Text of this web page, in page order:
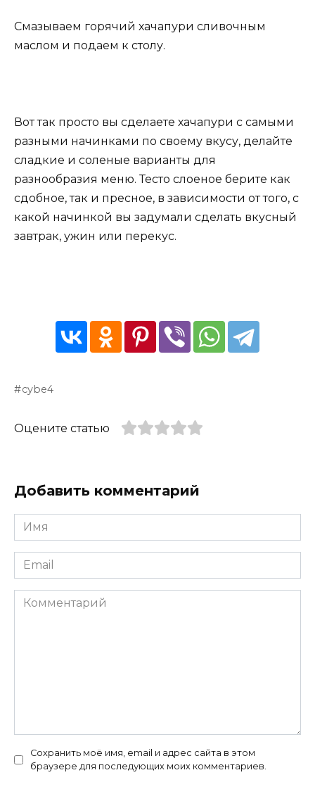
Смазываем горячий хачапури сливочным
маслом и подаем к столу.
Вот так просто вы сделаете хачапури с самыми
разными начинками по своему вкусу, делайте
сладкие и соленые варианты для
разнообразия меню. Тесто слоеное берите как
сдобное, так и пресное, в зависимости от того, с
какой начинкой вы задумали сделать вкусный
завтрак, ужин или перекус.
cybe4
Оцените статью
Добавить комментарий
Имя
*
Email
*
Комментарий
Сохранить моё имя, email и адрес сайта в этом
браузере для последующих моих комментариев.